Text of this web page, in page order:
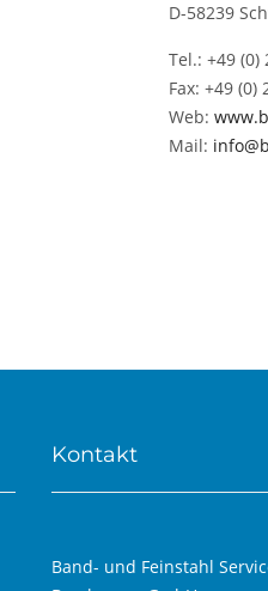
D-58239
Tel.: +49 (0)
Fax: +49 (0)
Web:
Mail:
Kontakt
Band- und Feinstahl